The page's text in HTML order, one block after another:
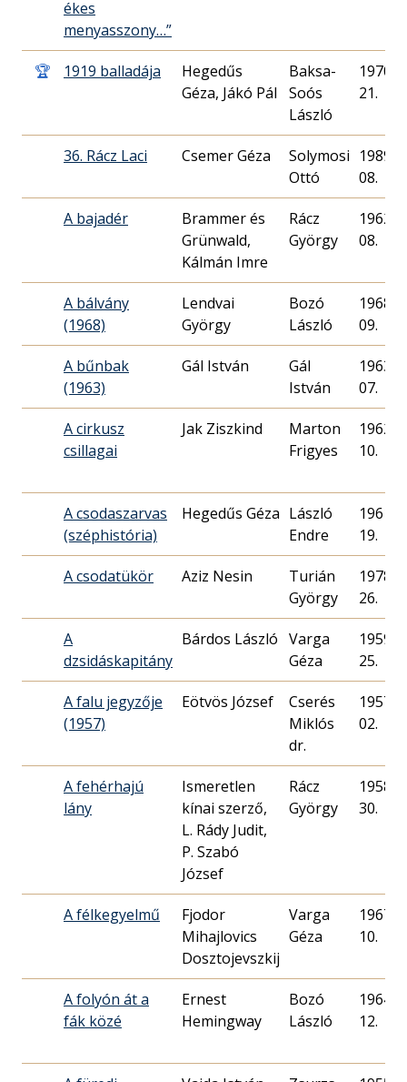
ékes
menyasszony…”
🏆 1919 balladája
Hegedűs
Géza, Jákó Pál
Baksa-
Soós
László
1970.
21.
36. Rácz Laci Csemer Géza
Solymosi
Ottó
1989.
08.
A bajadér
Brammer és
Grünwald,
Kálmán Imre
Rácz
György
1962.
08.
A bálvány
(1968)
Lendvai
György
Bozó
László
1968.
09.
A bűnbak
(1963)
Gál István
Gál
István
1963.
07.
A cirkusz
csillagai
Jak Ziszkind
Marton
Frigyes
1962.
10.
A csodaszarvas
(széphistória)
Hegedűs Géza László
Endre
1961.
19.
A csodatükör Aziz Nesin
Turián
György
1978.
26.
A
dzsidáskapitány
Bárdos László Varga
Géza
1959.
25.
A falu jegyzője
(1957)
Eötvös József
Cserés
Miklós
dr.
1957.
02.
A fehérhajú
lány
Ismeretlen
kínai szerző,
L. Rády Judit,
P. Szabó
József
Rácz
György
1958.
30.
A félkegyelmű
Fjodor
Mihajlovics
Dosztojevszkij
Varga
Géza
1967.
10.
A folyón át a
fák közé
Ernest
Hemingway
Bozó
László
1964.
12.